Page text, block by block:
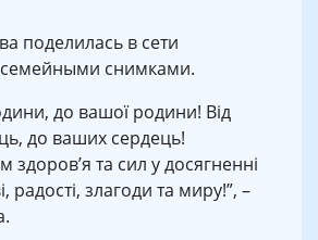
поделилась в сети
снимками.
до вашої родини! Від
до ваших сердець!
та сил у досягненні
радості, злагоди та миру!”, –